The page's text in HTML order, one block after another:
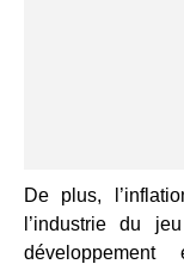
De plus,
l’industrie du